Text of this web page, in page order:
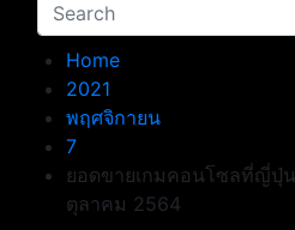
Home
2021
พฤศจิกายน
7
ยอดขายเกมคอนโซลที่ญี่ปุ่
ตุลาคม 2564